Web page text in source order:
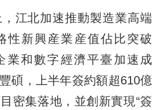
北加速推動製造業高端
性新興産業産值佔比突破
業和數字經濟平臺加速成
碩，上半年簽約額超610億
密集落地，並創新實現“簽